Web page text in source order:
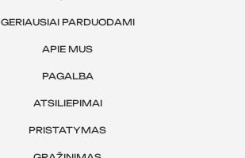
GERIAUSIAI PARDUODAMI
APIE MUS
PAGALBA
ATSILIEPIMAI
PRISTATYMAS